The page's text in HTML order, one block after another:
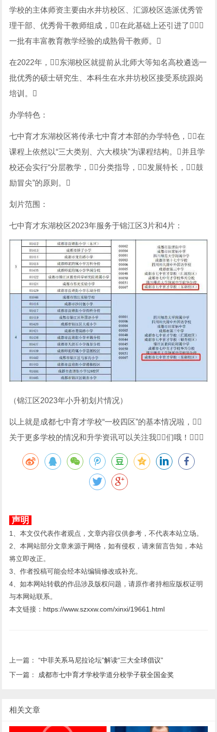
学校的主体师资主要由水井坊校区、汇源校区选派优秀管
理干部、优秀骨干教师组成，在此基础上还引进了
一批有丰富教育教学经验的成熟骨干教师。
在2022年，东湖校区就提前从北师大等知名高校遴选一
批优秀的硕士研究生、本科生在水井坊校区接受系统跟岗
培训。
办学特色：
七中育才东湖校区将传承七中育才本部的办学特色，在
课程上依然以“三大类别、六大模块”为课程结构。并且学
校还会实行“分层教学，分类指导，发展特长，鼓
励冒尖”的原则。
划片范围：
七中育才东湖校区2023年服务于锦江区3片和4片：
（锦江区2023年小升初划片情况）
以上就是成都七中育才学校“一校四区”的基本情况啦，
关于更多学校的情况和升学资讯可以关注我们哦！
声明
1、本文仅代表作者观点，文章内容仅供参考，不代表本站立场。
2、本网站部分文章来源于网络，如有侵权，请来留言告知，本站
将立即改正。
3、作者投稿可能会经本站编辑修改或补充。
4、如本网站转载的作品涉及版权问题，请原作者持相应版权证明
与本网站联系。
本文链接： https://www.szxxw.com/xinxi/19661.html
上一篇：“中菲关系马尼拉论坛”解读“三大全球倡议”
下一篇： 成都市七中育才学校学道分校学子获全国金奖
相关文章